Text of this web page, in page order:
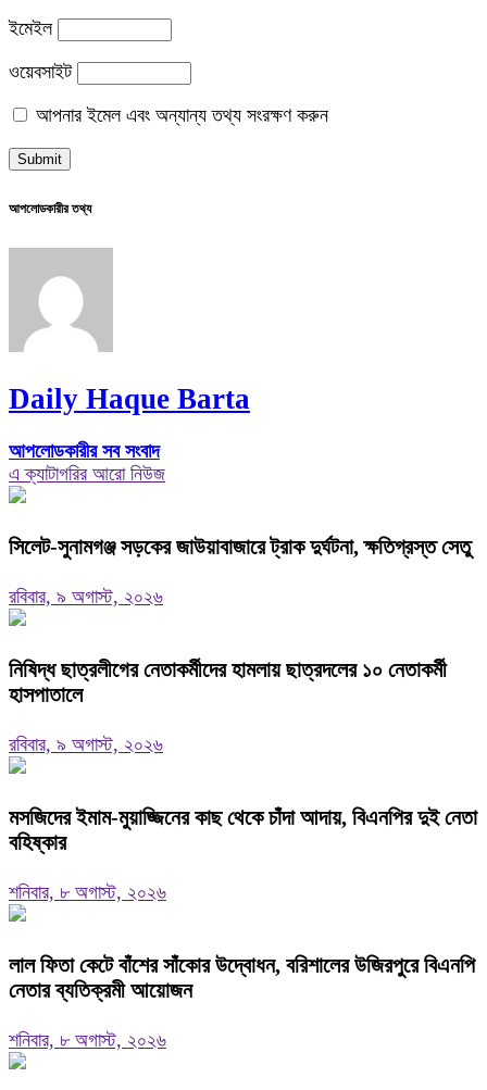
ইমেইল
ওয়েবসাইট
আপনার ইমেল এবং অন্যান্য তথ্য সংরক্ষণ করুন
আপলোডকারীর তথ্য
Daily Haque Barta
আপলোডকারীর সব সংবাদ
এ ক্যাটাগরির আরো নিউজ
‎সিলেট-সুনামগঞ্জ সড়কের জাউয়াবাজারে ট্রাক দুর্ঘটনা, ক্ষতিগ্রস্ত সেতু
রবিবার, ৯ অগাস্ট, ২০২৬
নিষিদ্ধ ছাত্রলীগের নেতাকর্মীদের হামলায় ছাত্রদলের ১০ নেতাকর্মী
হাসপাতালে
রবিবার, ৯ অগাস্ট, ২০২৬
মসজিদের ইমাম-মুয়াজ্জিনের কাছ থেকে চাঁদা আদায়, বিএনপির দুই নেতা
বহিষ্কার
শনিবার, ৮ অগাস্ট, ২০২৬
‎লাল ফিতা কেটে বাঁশের সাঁকোর উদ্বোধন, বরিশালের উজিরপুরে বিএনপি
নেতার ব্যতিক্রমী আয়োজন
শনিবার, ৮ অগাস্ট, ২০২৬